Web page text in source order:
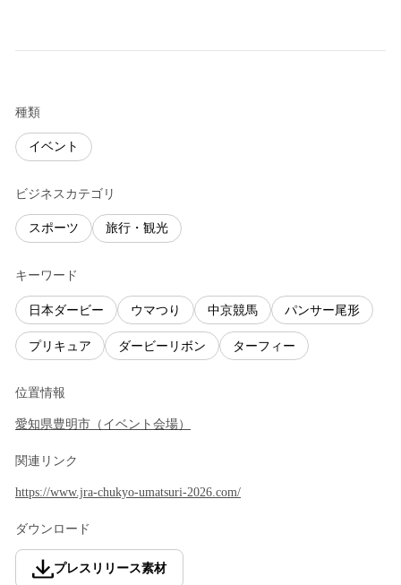
種類
イベント
ビジネスカテゴリ
スポーツ 旅行・観光
キーワード
日本ダービー ウマつり 中京競馬 パンサー尾形
プリキュア ダービーリボン ターフィー
位置情報
愛知県豊明市 （ イベント会場）
関連リンク
https://www.jra-chukyo-umatsuri-2026.com/
ダウンロード
プレスリリース素材